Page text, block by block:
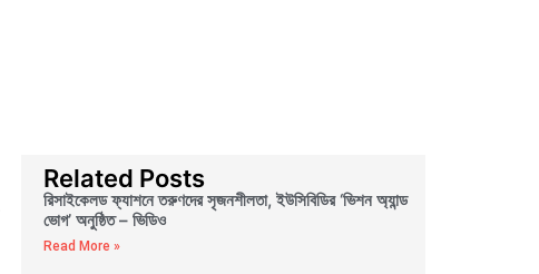
Related Posts
রিসাইকেলড ফ্যাশনে তরুণদের সৃজনশীলতা, ইউসিবিডির ‘ভিশন অ্যান্ড
ভোগ’ অনুষ্ঠিত – ভিডিও
Read More »